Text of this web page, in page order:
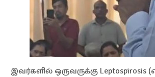
இவர்களில் ஒருவருக்கு